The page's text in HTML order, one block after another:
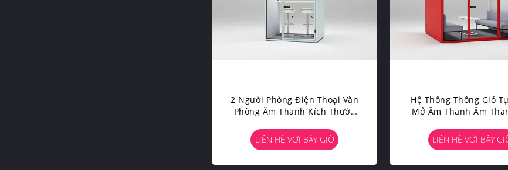
2 Người Phòng Điện Thoại Văn
Phòng Âm Thanh Kích Thước
Di Động Yên Tĩnh Với Đồ Nội
LIÊN HỆ VỚI BÂY GIỜ
Hệ Thống Thông Gió
Mở Âm Thanh Âm
LIÊN HỆ VỚI BÂY